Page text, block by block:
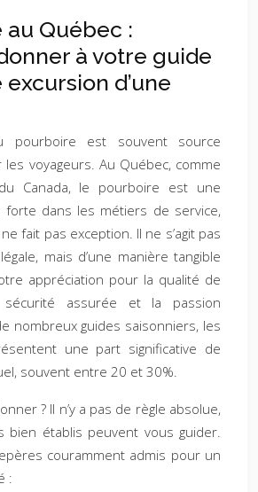
Québec :
à votre guide
d’une
pourboire est souvent source
les voyageurs. Au Québec, comme
Canada, le pourboire est une
forte dans les métiers de service,
fait pas exception. Il ne s’agit pas
mais d’une manière tangible
appréciation pour la qualité de
sécurité assurée et la passion
nombreux guides saisonniers, les
une part significative de
souvent entre 20 et 30%.
? Il n’y a pas de règle absolue,
bien établis peuvent vous guider.
couramment admis pour un
: